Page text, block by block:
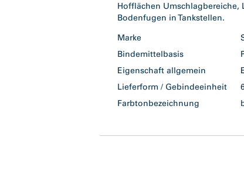
Hofflächen Umschlagbereiche,
Bodenfugen in Tankstellen.
Marke
Bindemittelbasis
Eigenschaft allgemein
Lieferform / Gebindeeinheit
Farbtonbezeichnung